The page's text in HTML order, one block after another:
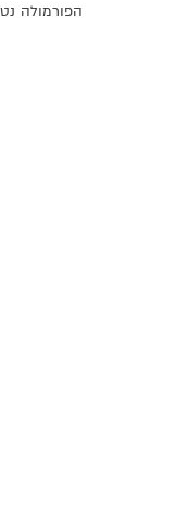
הפורמולה